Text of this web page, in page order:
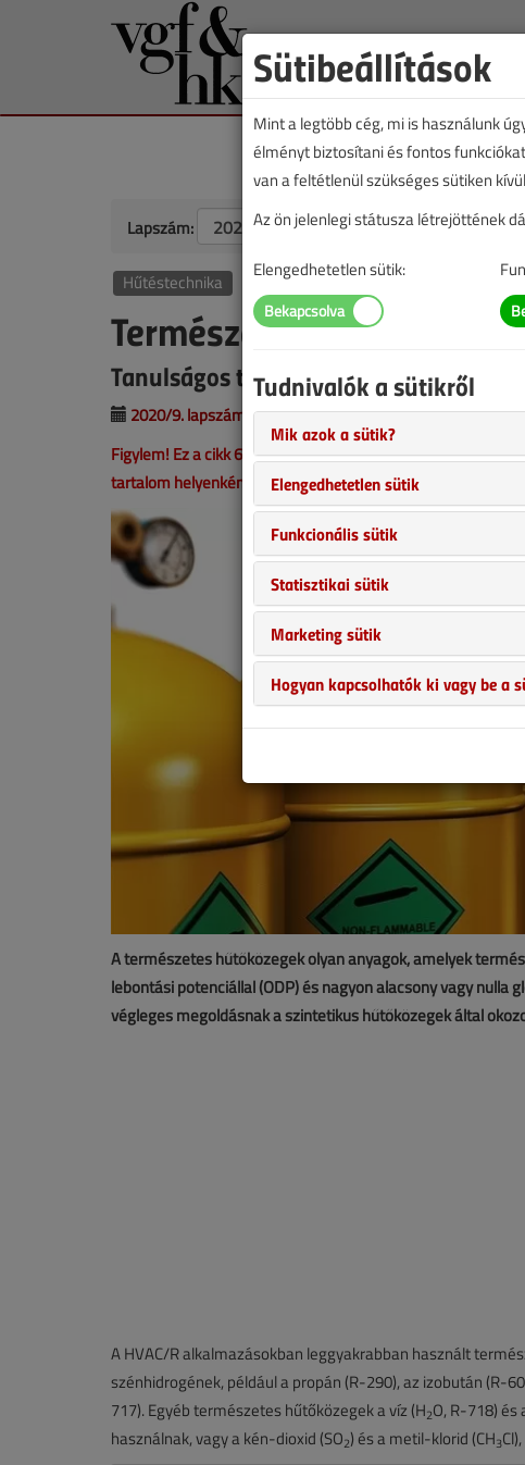
Lapszám:
Hűtéstechnika
Természetes hűtőközegek
Tanulságos történetek a
2020/9. lapszám | Csizmazia Gábor |
9779 |
Figylem! Ez a cikk 6 éve frissült utoljára. A benne szereplő
tartalom helyenként hiányos lehet (képek, táblázatok stb.).
A természetes hűtőközegek olyan anyagok, amelyek
lebontási potenciállal (ODP) és nagyon alacsony vagy nulla
végleges megoldásnak a szintetikus hűtőközegek által
A HVAC/R alkalmazásokban leggyakrabban használt
szénhidrogének, például a propán (R-290), az izobután (R-
717). Egyéb természetes hűtőközegek a víz (H2O, R-718)
használnak, vagy a kén-dioxid (SO2) és a metil-klorid (CH3
Sütibeállítások
Mint a legtöbb cég, mi is használunk
élményt biztosítani és fontos
van a feltétlenül szükséges sütiken
Az ön jelenlegi státusza létrejöttének
Elengedhetetlen sütik:
Tudnivalók a sütikről
Mik azok a sütik?
Elengedhetetlen sütik
Funkcionális sütik
Statisztikai sütik
Marketing sütik
Hogyan kapcsolhatók ki vagy be a